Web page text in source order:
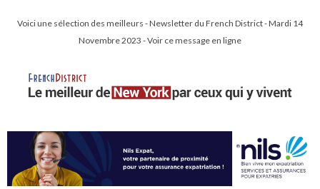
Voici une sélection des meilleurs - Newsletter du French District - Mardi 14
Novembre 2023 - Voir ce message en ligne